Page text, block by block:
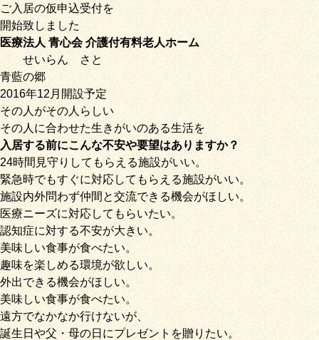
ご入居の仮申込受付を
開始致しました
医療法人 青心会 介護付有料老人ホーム
せいらんさと
青藍の郷
2016年12月開設予定
その人がその人らしい
その人に合わせた生きがいのある生活を
入居する前にこんな不安や要望はありますか？
24時間見守りしてもらえる施設がいい。
緊急時でもすぐに対応してもらえる施設がいい。
施設内外問わず仲間と交流できる機会がほしい。
医療ニーズに対応してもらいたい。
認知症に対する不安が大きい。
美味しい食事が食べたい。
趣味を楽しめる環境が欲しい。
外出できる機会がほしい。
美味しい食事が食べたい。
遠方でなかなか行けないが、
誕生日や父・母の日にプレゼントを贈りたい。